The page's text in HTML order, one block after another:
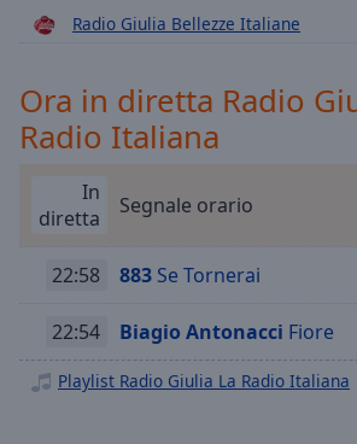
Rate
Chapters
Descriptions
descriptions
off,
subtitles
settings,
opens
Radio Giulia Bellezze Italiane
Ora in diretta Radio
Radio Italiana
In
diretta
Segnale orario
22:58 883 Se Tornerai
22:54 Biagio Antonacci Fiore
Playlist Radio Giulia La Radio Italiana